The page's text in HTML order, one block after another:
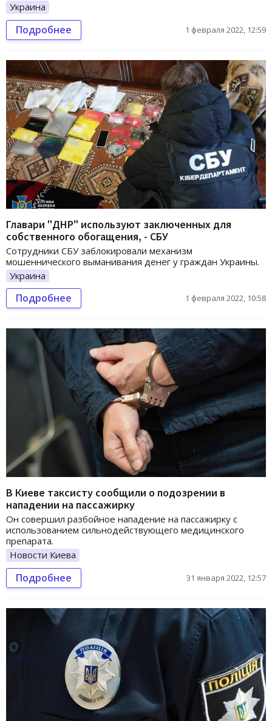
Украина
Подробнее 1 февраля 2022, 12:59
Главари "ДНР" используют заключенных для
собственного обогащения, - СБУ
Сотрудники СБУ заблокировали механизм
мошеннического выманивания денег у граждан Украины.
Украина
Подробнее 1 февраля 2022, 10:58
В Киеве таксисту сообщили о подозрении в
нападении на пассажирку
Он совершил разбойное нападение на пассажирку с
использованием сильнодействующего медицинского
препарата.
Новости Киева
Подробнее 31 января 2022, 12:57